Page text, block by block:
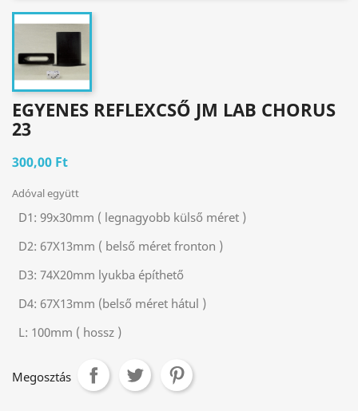
EGYENES REFLEXCSŐ JM LAB CHORUS
23
300,00 Ft
Adóval együtt
D1: 99x30mm ( legnagyobb külső méret )
D2: 67X13mm ( belső méret fronton )
D3: 74X20mm lyukba építhető
D4: 67X13mm (belső méret hátul )
L: 100mm ( hossz )
Megosztás